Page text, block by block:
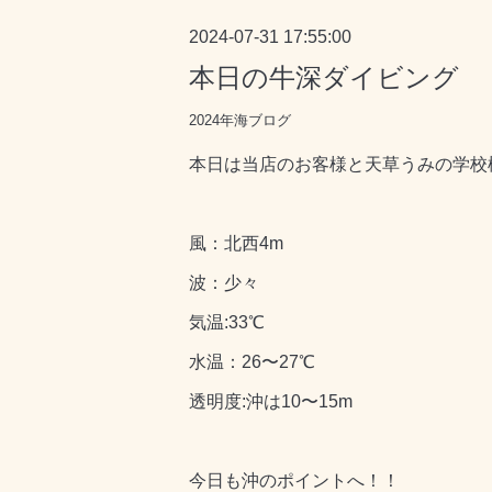
2024-07-31 17:55:00
本日の牛深ダイビング
2024年海ブログ
本日は当店のお客様と 天草うみの学校
風：北西4m
波：少々
気温:33℃
水温：26〜27℃
透明度:沖は10〜15m
今日も沖のポイントへ！！